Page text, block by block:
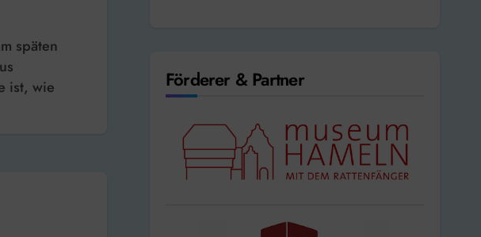
ist, wie
Förderer & Partner